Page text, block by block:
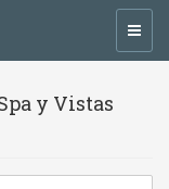
y Vistas